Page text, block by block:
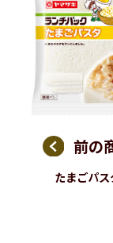
前の
たまごパス